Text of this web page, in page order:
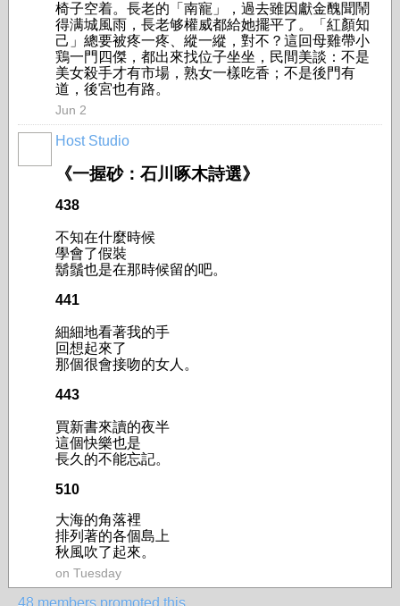
椅子空着。長老的「南寵」，過去雖因獻金醜聞鬧
得满城風雨，長老够權威都給她擺平了。「紅顏知
己」總要被疼一疼、縱一縱，對不？這回母雞帶小
鶏一門四傑，都出來找位子坐坐，民間美談：不是
美女殺手才有市場，熟女一樣吃香；不是後門有
道，後宮也有路。
Jun 2
Host Studio
《一握砂：石川啄木詩選》
438
不知在什麼時候
學會了假裝
鬍鬚也是在那時候留的吧。
441
細細地看著我的手
回想起來了
那個很會接吻的女人。
443
買新書來讀的夜半
這個快樂也是
長久的不能忘記。
510
大海的角落裡
排列著的各個島上
秋風吹了起來。
on Tuesday
48 members promoted this